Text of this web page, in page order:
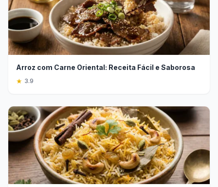
Arroz com Carne Oriental: Receita Fácil e Saborosa
★ 3.9